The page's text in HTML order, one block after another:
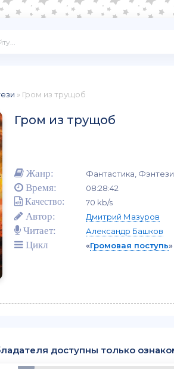
» Гром из трущоб
Гром из трущоб
Жанр: Фантастика, Фэнтези
Время: 08:28:42
Качество: 70 kb/s
Автор: Дмитрий Мазуров
Читает: Александр Башков
Цикл «Громовая поступь»
доступны только